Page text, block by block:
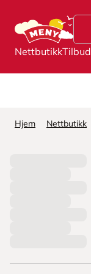
NettbutikkTilbud
Hjem Nettbutikk